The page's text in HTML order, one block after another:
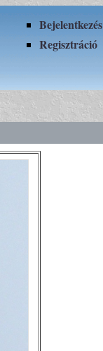
Bejelentkezés
Regisztráció